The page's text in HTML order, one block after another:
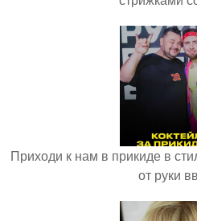
Приходи к нам в прикиде в
от руки